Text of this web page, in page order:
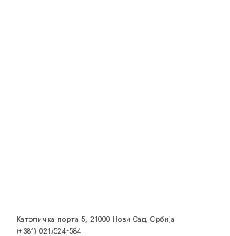
Католичка порта 5, 21000 Нови Сад, Србија
(+381) 021/524-584